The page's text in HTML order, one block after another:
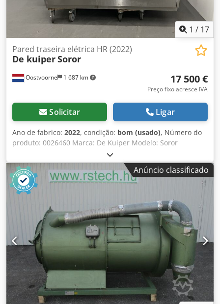
1 / 17
Oostvoorne 1 687 km
Pared traseira elétrica HR (2022)
De kuiperSoror
17 500 €
Preço fixo acresce IVA
Solicitar Ligar
Ano de fabrico: 2022, condição: bom (usado), Número do
produto: 0026460 Marca: De Kuiper Modelo: Soror
Categoria do produto: Fritadeiras Dsdpfx Ajzbmptei Rskr
Comprimento: 2700 mm Largura: 920 mm Altura: 1800 mm
Tensão de ligação (V): 400 Potência (W): 47150 Ano de
fabricação: 2022 Equipado com sistema de filtragem de
gordura. Equipado com 3 cubas (1x ORE440 e 2x ORE540) e
bandeja de escorrimento.
Anúncio classificado